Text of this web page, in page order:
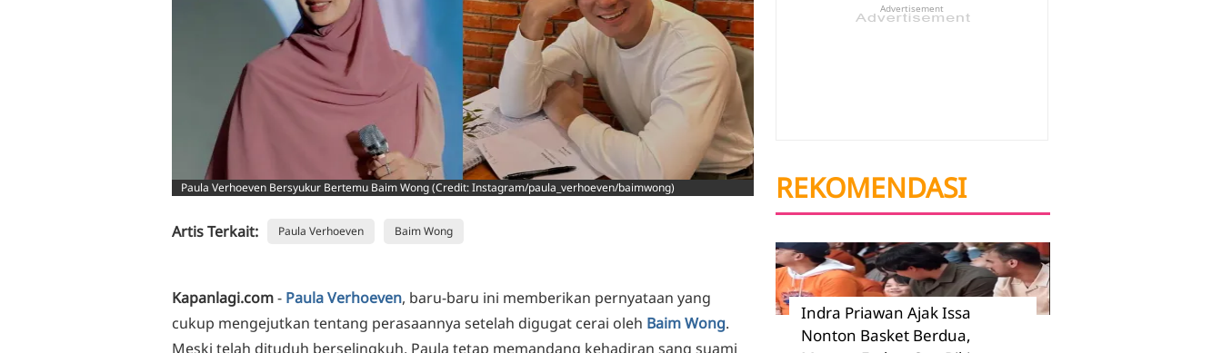
Paula Verhoeven Bersyukur Bertemu Baim Wong (Credit: Instagram/paula_verhoeven/baimwong)
Artis Terkait: Paula Verhoeven Baim Wong
Kapanlagi.com- Paula Verhoeven, baru-baru ini memberikan pernyataan yang
cukup mengejutkan tentang perasaannya setelah digugat cerai oleh Baim Wong.
Meski telah dituduh berselingkuh, Paula tetap memandang kehadiran sang suami
Advertisement
REKOMENDASI
Indra Priawan Ajak Issa
Nonton Basket Berdua,